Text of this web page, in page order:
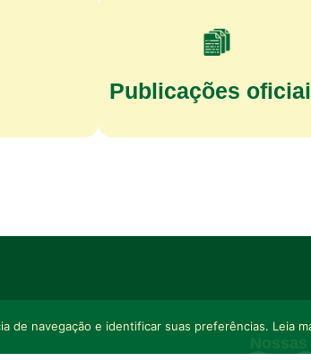
Publicações
de navegação e identificar suas preferências. Leia